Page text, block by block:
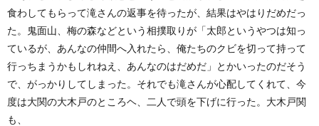
食わしてもらって滝さんの返事を待ったが、結果はやはりだめだっ
た。鬼面山、梅の森などという相撲取りが「太郎というやつは知っ
ているが、あんなの仲間へ入れたら、俺たちのクビを切って持って
行っちまうかもしれねえ、あんなのはだめだ」とかいったのだそう
で、がっかりしてしまった。それでも滝さんが心配してくれて、今
度は大関の大木戸のところヘ、二人で頭を下げに行った。大木戸関
も、